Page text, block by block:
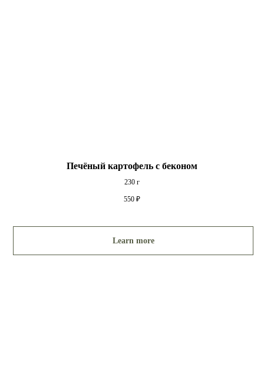
Печёный картофель с беконом
230 г
550 ₽
Learn more